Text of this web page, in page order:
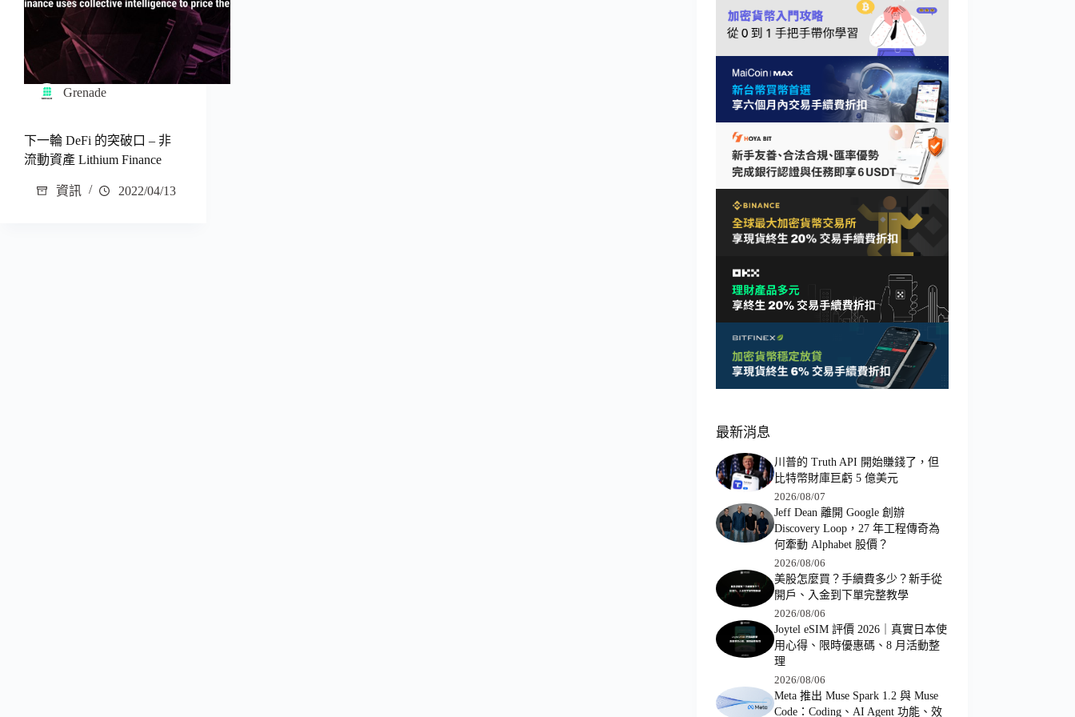
Grenade
下一輪 DeFi 的突破口 – 非
流動資產 Lithium Finance
資訊 2022/04/13
最新消息
川普的 Truth API 開始賺錢了，但
比特幣財庫巨虧 5 億美元
2026/08/07
Jeff Dean 離開 Google 創辦
Discovery Loop，27 年工程傳奇為
何牽動 Alphabet 股價？
2026/08/06
美股怎麼買？手續費多少？新手從
開戶、入金到下單完整教學
2026/08/06
Joytel eSIM 評價 2026｜真實日本使
用心得、限時優惠碼、8 月活動整
理
2026/08/06
Meta 推出 Muse Spark 1.2 與 Muse
Code：Coding、AI Agent 功能、效